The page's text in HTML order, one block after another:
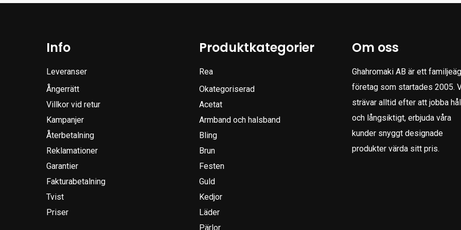
Info
Leveranser
Ångerrätt
Villkor vid retur
Kampanjer
Återbetalning
Reklamationer
Garantier
Fakturabetalning
Tvist
Priser
Produktkategorier
Rea
Okategoriserad
Acetat
Armband och halsband
Bling
Brun
Festen
Guld
Kedjor
Läder
Pärlor
Om oss
Ghahromaki AB är ett
företag som startades 2005.
strävar alltid efter att jobba
och långsiktigt, erbjuda våra
kunder snyggt designade
produkter värda sitt pris.